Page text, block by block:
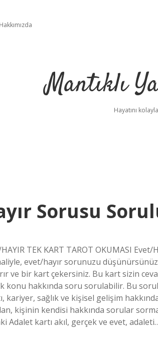
Hakkımızda
Mantıklı
Hayatını
Sorusu
TEK KART TAROT OKUMASI
evet/hayır sorunuzu
ve bir kart çekersiniz. Bu kart sizin
hakkında soru sorulabilir. Bu
kariyer, sağlık ve kişisel gelişim
kişinin kendisi hakkında sorular
Adalet kartı akıl, gerçek ve evet,